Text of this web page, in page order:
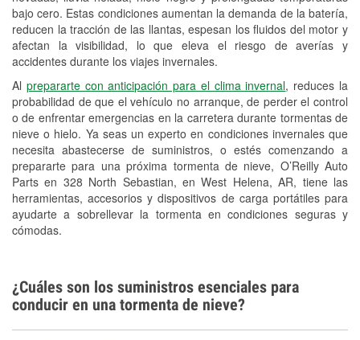
bajo cero. Estas condiciones aumentan la demanda de la batería,
reducen la tracción de las llantas, espesan los fluidos del motor y
afectan la visibilidad, lo que eleva el riesgo de averías y
accidentes durante los viajes invernales.
Al prepararte con anticipación para el clima invernal, reduces la
probabilidad de que el vehículo no arranque, de perder el control
o de enfrentar emergencias en la carretera durante tormentas de
nieve o hielo. Ya seas un experto en condiciones invernales que
necesita abastecerse de suministros, o estés comenzando a
prepararte para una próxima tormenta de nieve, O’Reilly Auto
Parts en 328 North Sebastian, en West Helena, AR, tiene las
herramientas, accesorios y dispositivos de carga portátiles para
ayudarte a sobrellevar la tormenta en condiciones seguras y
cómodas.
Herramientas
Mezcla de pinturas
Rectificación de tambores y discos de
freno
Mangueras hidráulicas a la medida
Snowstorm Supplies
Tornado Supplies
Conoce más
¿Cuáles son los suministros esenciales para
conducir en una tormenta de nieve?